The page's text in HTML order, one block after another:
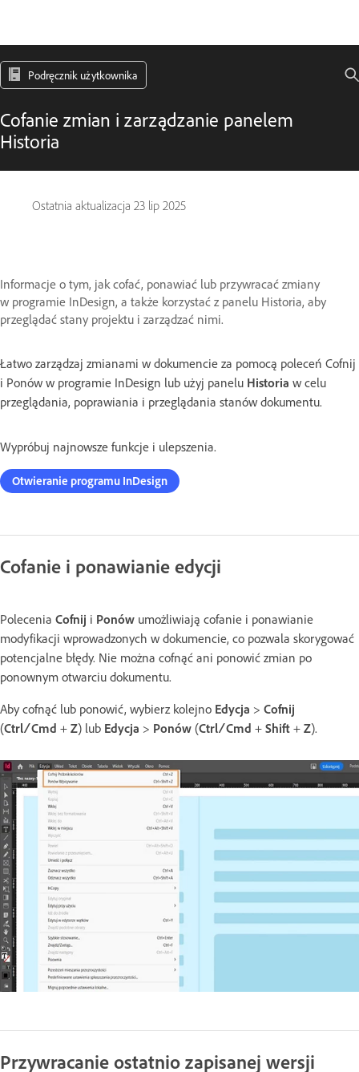
Podręcznik użytkownika
Cofanie zmian i zarządzanie panelem
Historia
Ostatnia aktualizacja 23 lip 2025
Informacje o tym, jak cofać, ponawiać lub przywracać zmiany
w programie InDesign, a także korzystać z panelu Historia, aby
przeglądać stany projektu i zarządzać nimi.
Łatwo zarządzaj zmianami w dokumencie za pomocą poleceń Cofnij
i Ponów w programie InDesign lub użyj panelu Historia w celu
przeglądania, poprawiania i przeglądania stanów dokumentu.
Wypróbuj najnowsze funkcje i ulepszenia.
Otwieranie programu InDesign
Cofanie i ponawianie edycji
Polecenia Cofnij i Ponów umożliwiają cofanie i ponawianie
modyfikacji wprowadzonych w dokumencie, co pozwala skorygować
potencjalne błędy. Nie można cofnąć ani ponowić zmian po
ponownym otwarciu dokumentu.
Aby cofnąć lub ponowić, wybierz kolejno Edycja > Cofnij
(Ctrl/Cmd + Z) lub Edycja > Ponów (Ctrl/Cmd + Shift + Z).
Przywracanie ostatnio zapisanej wersji